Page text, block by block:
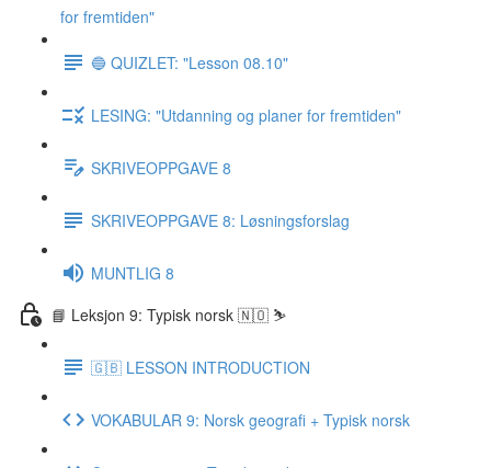
for fremtiden"
🔵 QUIZLET: "Lesson 08.10"
LESING: "Utdanning og planer for fremtiden"
SKRIVEOPPGAVE 8
SKRIVEOPPGAVE 8: Løsningsforslag
MUNTLIG 8
📘 Leksjon 9: Typisk norsk 🇳🇴 ⛷
🇬🇧 LESSON INTRODUCTION
VOKABULAR 9: Norsk geografi + Typisk norsk